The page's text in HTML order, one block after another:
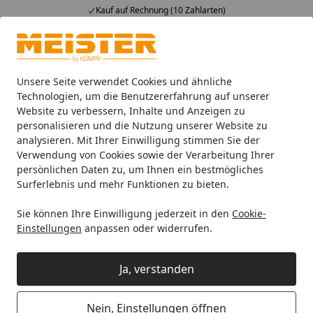
Unsere Seite verwendet Cookies und ähnliche
Technologien, um die Benutzererfahrung auf unserer
Website zu verbessern, Inhalte und Anzeigen zu
personalisieren und die Nutzung unserer Website zu
analysieren. Mit Ihrer Einwilligung stimmen Sie der
Verwendung von Cookies sowie der Verarbeitung Ihrer
persönlichen Daten zu, um Ihnen ein bestmögliches
Surferlebnis und mehr Funktionen zu bieten.
Sie können Ihre Einwilligung jederzeit in den Cookie-
Einstellungen anpassen oder widerrufen.
Ja, verstanden
Nein, Einstellungen öffnen
Kauf auf Rechnung (10 Zahlarten)
Alle Produkte
Mein Konto
Suchen
Startseite
Leisten Meister Deckenleisten Meister Winkelleisten
MEISTER Winkelleiste groß 2380 x
33 x 3,5 mm 20105 Vlies grau